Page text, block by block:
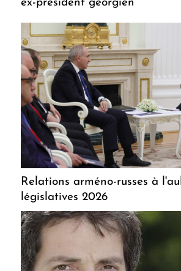
ex-président géorgien
Relations arméno-russes à
législatives 2026